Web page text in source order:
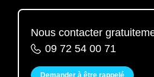
Nous contacter
09 72 54 00 71
Demander à être rappelé